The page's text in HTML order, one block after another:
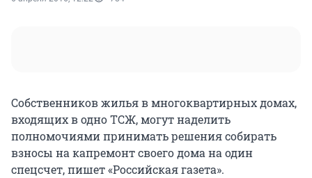
Собственников жилья в многоквартирных домах,
входящих в одно ТСЖ, могут наделить
полномочиями принимать решения собирать
взносы на капремонт своего дома на один
спецсчет, пишет «Российская газета».